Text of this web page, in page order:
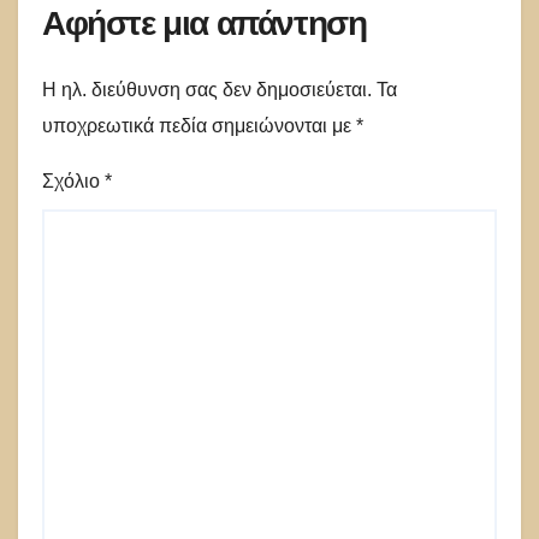
Αφήστε μια απάντηση
Η ηλ. διεύθυνση σας δεν δημοσιεύεται. Τα
υποχρεωτικά πεδία σημειώνονται με *
Σχόλιο *